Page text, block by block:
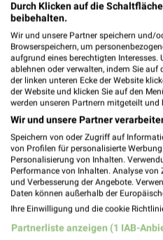
Burgstr.
Durch Klicken auf die
beibehalten.
Wir und unsere Partner speichern und/
Browserspeichern, um
aufgrund eines berechtigten Interesses.
ablehnen oder verwalten, indem Sie auf
der linken unteren Ecke der Website
der Website und klicken Sie auf den
werden unseren Partnern mitgeteilt
Wir und unsere Partner
Speichern von oder Zugriff auf
von Profilen für personalisierte
Personalisierung von Inhalten.
Performance von Inhalten. Analyse
und Verbesserung der Angebote.
Daten können außerhalb der
Ihre Einwilligung und die cookie
Partnerliste anzeigen (1 IAB-